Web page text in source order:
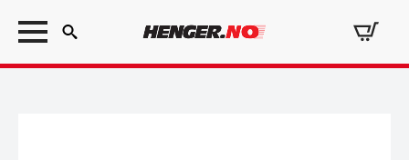
Search